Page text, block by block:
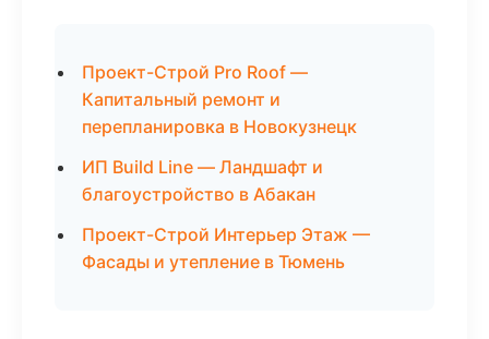
Проект-Строй Pro Roof —
Капитальный ремонт и
перепланировка в Новокузнецк
ИП Build Line — Ландшафт и
благоустройство в Абакан
Проект-Строй Интерьер Этаж —
Фасады и утепление в Тюмень